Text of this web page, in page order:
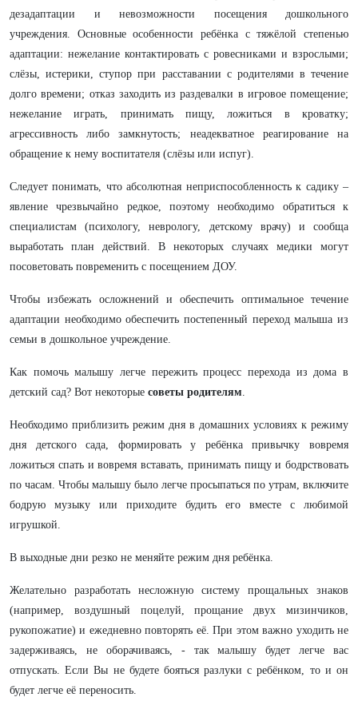
дезадаптации и невозможности посещения дошкольного
учреждения. Основные особенности ребёнка с тяжёлой степенью
адаптации: нежелание контактировать с ровесниками и взрослыми;
слёзы, истерики, ступор при расставании с родителями в течение
долго времени; отказ заходить из раздевалки в игровое помещение;
нежелание играть, принимать пищу, ложиться в кроватку;
агрессивность либо замкнутость; неадекватное реагирование на
обращение к нему воспитателя (слёзы или испуг).
Следует понимать, что абсолютная неприспособленность к садику –
явление чрезвычайно редкое, поэтому необходимо обратиться к
специалистам (психологу, неврологу, детскому врачу) и сообща
выработать план действий. В некоторых случаях медики могут
посоветовать повременить с посещением ДОУ.
Чтобы избежать осложнений и обеспечить оптимальное течение
адаптации необходимо обеспечить постепенный переход малыша из
семьи в дошкольное учреждение.
Как помочь малышу легче пережить процесс перехода из дома в
детский сад? Вот некоторые советы родителям.
Необходимо приблизить режим дня в домашних условиях к режиму
дня детского сада, формировать у ребёнка привычку вовремя
ложиться спать и вовремя вставать, принимать пищу и бодрствовать
по часам. Чтобы малышу было легче просыпаться по утрам, включите
бодрую музыку или приходите будить его вместе с любимой
игрушкой.
В выходные дни резко не меняйте режим дня ребёнка.
Желательно разработать несложную систему прощальных знаков
(например, воздушный поцелуй, прощание двух мизинчиков,
рукопожатие) и ежедневно повторять её. При этом важно уходить не
задерживаясь, не оборачиваясь, - так малышу будет легче вас
отпускать. Если Вы не будете бояться разлуки с ребёнком, то и он
будет легче её переносить.